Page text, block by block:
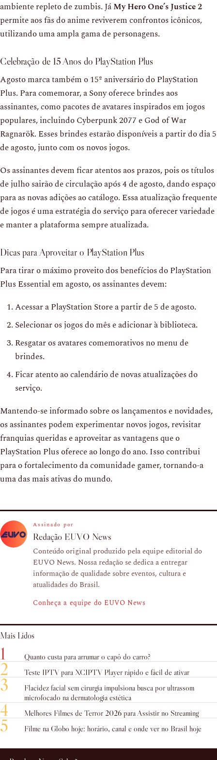
ambiente repleto de zumbis. JáMy Hero One’s Justice 2
permite aos fãs do anime reviverem confrontos icônicos,
utilizando uma ampla gama de personagens.
Celebração de 15 Anos do PlayStation Plus
Agosto marca também o 15º aniversário do PlayStation
Plus. Para comemorar, a Sony oferece brindes aos
assinantes, como pacotes de avatares inspirados em jogos
populares, incluindo Cyberpunk 2077 e God of War
Ragnarök. Esses brindes estarão disponíveis a partir do dia 5
de agosto, junto com os novos jogos.
Os assinantes devem ficar atentos aos prazos, pois os títulos
de julho sairão de circulação após 4 de agosto, dando espaço
para as novas adições ao catálogo. Essa atualização frequente
de jogos é uma estratégia do serviço para oferecer variedade
e manter a plataforma sempre atualizada.
Dicas para Aproveitar o PlayStation Plus
Para tirar o máximo proveito dos benefícios do PlayStation
Plus Essential em agosto, os assinantes devem:
Acessar a PlayStation Store a partir de 5 de agosto.
Selecionar os jogos do mês e adicionar à biblioteca.
Resgatar os avatares comemorativos no menu de
brindes.
Ficar atento ao calendário de novas atualizações do
serviço.
Mantendo-se informado sobre os lançamentos e novidades,
os assinantes podem experimentar novos jogos, revisitar
franquias queridas e aproveitar as vantagens que o
PlayStation Plus oferece ao longo do ano. Isso contribui
para o fortalecimento da comunidade gamer, tornando-a
uma das mais ativas do mundo.
Assinado por
Redação EUVO News
Conteúdo original produzido pela equipe editorial do
EUVO News. Nossa redação se dedica a entregar
informação de qualidade sobre eventos, cultura e
atualidades do Brasil.
Conheça a equipe do EUVO News
Mais Lidos
1 Quanto custa para arrumar o capô do carro?
2 Teste IPTV para XCIPTV Player rápido e fácil de ativar
3
Flacidez facial sem cirurgia impulsiona busca por ultrassom
microfocado na dermatologia estética
4 Melhores Filmes de Terror 2026 para Assistir no Streaming
5 Filme na Globo hoje: horário, canal e onde ver no Brasil hoje